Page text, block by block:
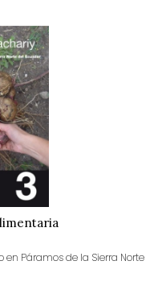
Páramos de la Sierra Norte